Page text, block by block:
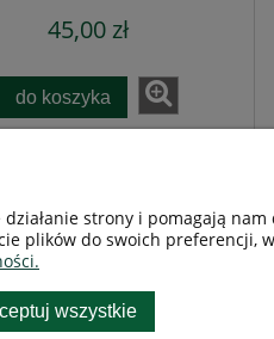
45,00 zł
do koszyka
Płatności i
strony i pomagają
plików do swoich preferencji,
wszystkie